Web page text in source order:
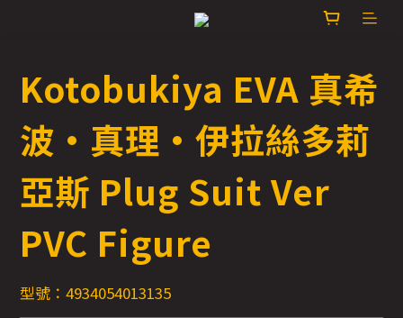
Kotobukiya EVA 真希
波·真理·伊拉絲多莉
亞斯 Plug Suit Ver
PVC Figure
型號：4934054013135